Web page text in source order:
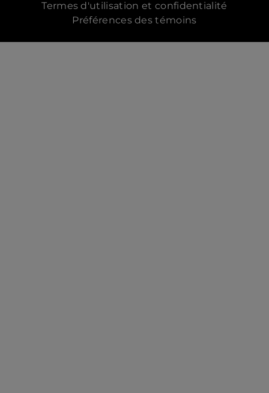
Termes d'utilisation et confidentialité
Préférences des témoins